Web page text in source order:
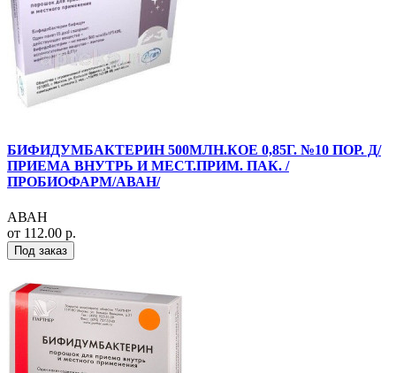
БИФИДУМБАКТЕРИН 500МЛН.КОЕ 0,85Г. №10 ПОР. Д/
ПРИЕМА ВНУТРЬ И МЕСТ.ПРИМ. ПАК. /
ПРОБИОФАРМ/АВАН/
АВАН
от 112.00 р.
Под заказ